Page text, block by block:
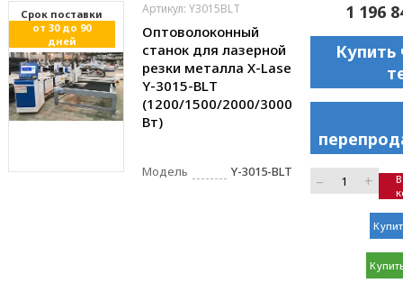
Cрок поставки
от 30 до 90
дней
Артикул: Y3015BLT
Оптоволоконный
станок для лазерной
резки металла X-Lase
Y-3015-BLT
(1200/1500/2000/3000
Вт)
Модель Y-3015-BLT
1 196
Купить
– +
В